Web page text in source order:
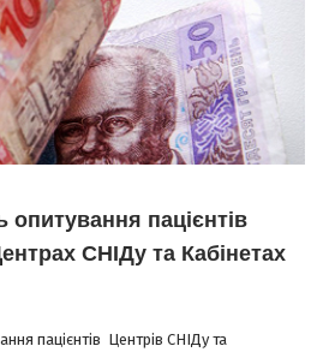
пацієнтів
СНІДу та Кабінетах
пацієнтів Центрів СНІДу та